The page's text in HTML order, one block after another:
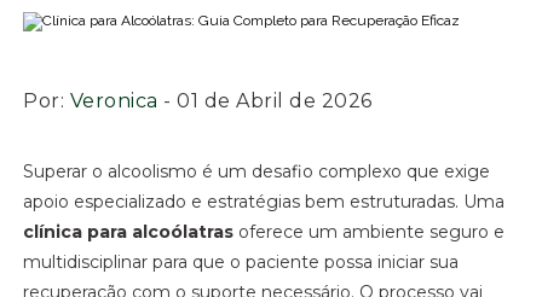
Por: Veronica - 01 de Abril de 2026
Superar o alcoolismo é um desafio complexo que exige
apoio especializado e estratégias bem estruturadas. Uma
clínica para alcoólatras oferece um ambiente seguro e
multidisciplinar para que o paciente possa iniciar sua
recuperação com o suporte necessário. O processo vai